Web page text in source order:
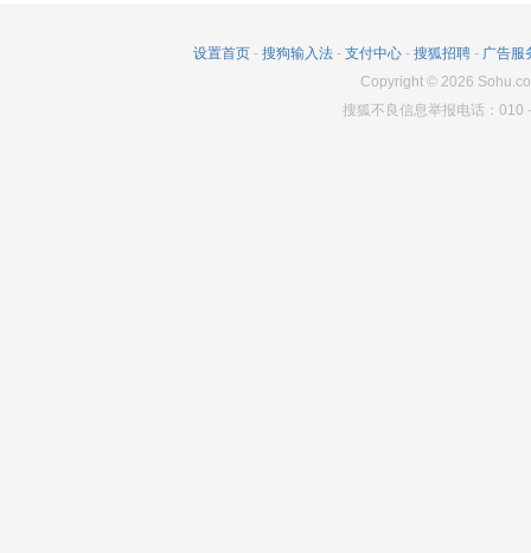
设置首页 - 搜狗输入法 - 支付中心 - 搜狐招聘 - 广告服
Copyright© 2026
搜狐不良信息举报电话：010